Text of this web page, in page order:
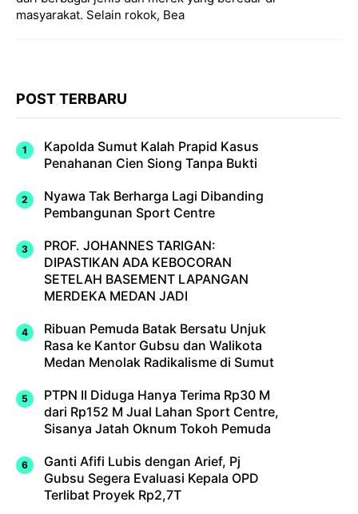
masyarakat. Selain rokok, Bea
POST TERBARU
Kapolda Sumut Kalah Prapid Kasus
Penahanan Cien Siong Tanpa Bukti
Nyawa Tak Berharga Lagi Dibanding
Pembangunan Sport Centre
PROF. JOHANNES TARIGAN:
DIPASTIKAN ADA KEBOCORAN
SETELAH BASEMENT LAPANGAN
MERDEKA MEDAN JADI
Ribuan Pemuda Batak Bersatu Unjuk
Rasa ke Kantor Gubsu dan Walikota
Medan Menolak Radikalisme di Sumut
PTPN II Diduga Hanya Terima Rp30 M
dari Rp152 M Jual Lahan Sport Centre,
Sisanya Jatah Oknum Tokoh Pemuda
Ganti Afifi Lubis dengan Arief, Pj
Gubsu Segera Evaluasi Kepala OPD
Terlibat Proyek Rp2,7T